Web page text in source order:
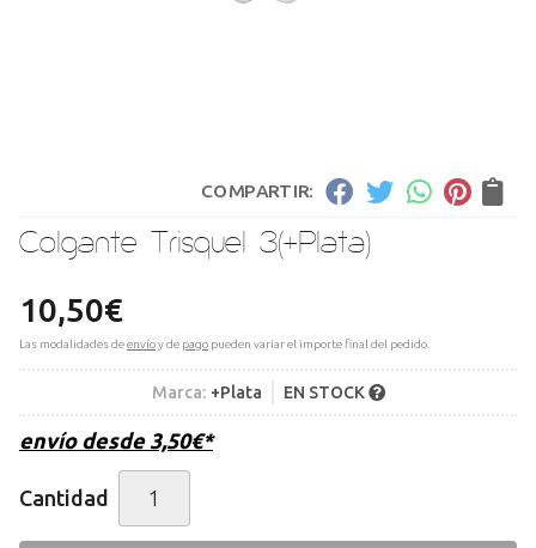
COMPARTIR:
Colgante Trisquel 3(+Plata)
10,50€
Las modalidades deenvíoy de pago pueden variar el importe final del pedido.
Marca: +Plata EN STOCK
envío desde 3,50€*
Cantidad